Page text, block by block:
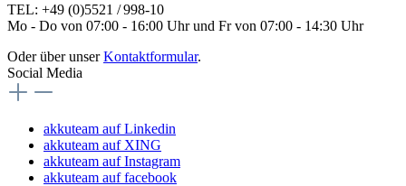
TEL: +49 (0)5521 / 998-10
Mo - Do von 07:00 - 16:00 Uhr und Fr von 07:00 - 14:30 Uhr
Oder über unserKontaktformular.
Social Media
akkuteam auf Linkedin
akkuteam auf XING
akkuteam auf Instagram
akkuteam auf facebook